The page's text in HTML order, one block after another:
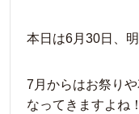
本日は6月30日、
7月からはお祭り
なってきますよね！